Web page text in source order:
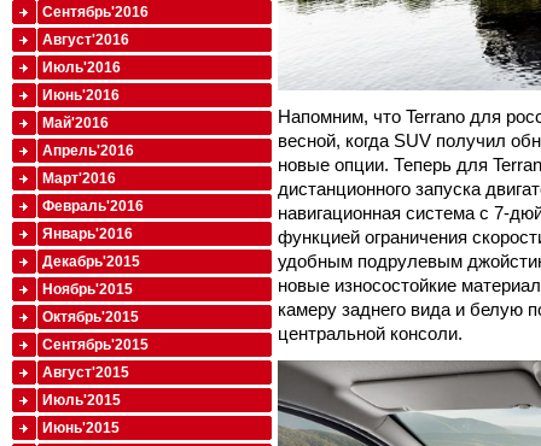
Напомним, что Terrano для
весной, когда SUV получил
новые опции. Теперь для
дистанционного запуска
навигационная система с 7-
функцией ограничения
удобным подрулевым
новые износостойкие
камеру заднего вида и белую
центральной консоли.
Сентябрь'2016
Август'2016
Июль'2016
Июнь'2016
Май'2016
Апрель'2016
Март'2016
Февраль'2016
Январь'2016
Декабрь'2015
Ноябрь'2015
Октябрь'2015
Сентябрь'2015
Август'2015
Июль'2015
Июнь'2015